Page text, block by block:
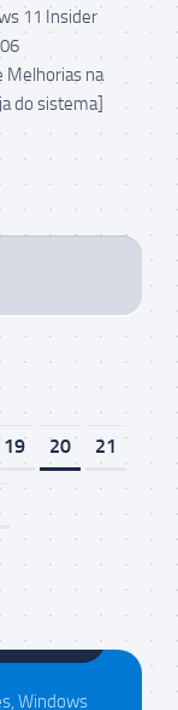
11 Insider
Melhorias na
do sistema]
19 20 21
Windows